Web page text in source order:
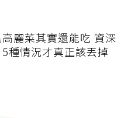
麗菜其實還能吃 資深
種情況才真正該丟掉